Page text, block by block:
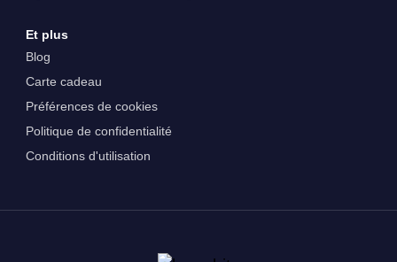
Et plus
Blog
Carte cadeau
Préférences de cookies
Politique de confidentialité
Conditions d'utilisation